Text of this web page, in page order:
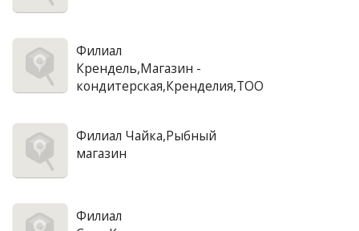
Филиал
Крендель,Магазин -
кондитерская,Кренделия,ТОО
Филиал Чайка,Рыбный
магазин
Филиал